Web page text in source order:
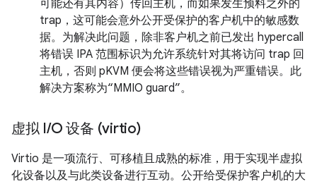
可能还有其内容）传回主机，而如果发生预料之外的
trap，这可能会意外公开受保护的客户机中的敏感数
据。为解决此问题，除非客户机之前已发出 hypercall
将错误 IPA 范围标识为允许系统针对其将访问 trap 回
主机，否则 pKVM 便会将这些错误视为严重错误。此
解决方案称为“MMIO guard”。
虚拟 I/O 设备 (virtio)
Virtio 是一项流行、可移植且成熟的标准，用于实现半虚拟
化设备以及与此类设备进行互动。公开给受保护客户机的大